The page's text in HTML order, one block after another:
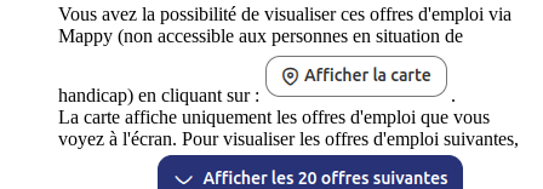
Vous avez la possibilité de visualiser ces offres d'emploi via
Mappy (non accessible aux personnes en situation de
handicap) en cliquant sur :
.
La carte affiche uniquement les offres d'emploi que vous
voyez à l'écran. Pour visualiser les offres d'emploi suivantes,